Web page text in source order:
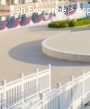
Ion Exchange>